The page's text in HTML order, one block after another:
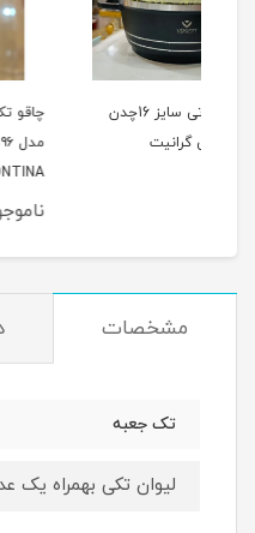
چاقو تکی برزیلی ۶ اینچ
مشخصات
تک جعبه
لیوان تکی بهمراه یک